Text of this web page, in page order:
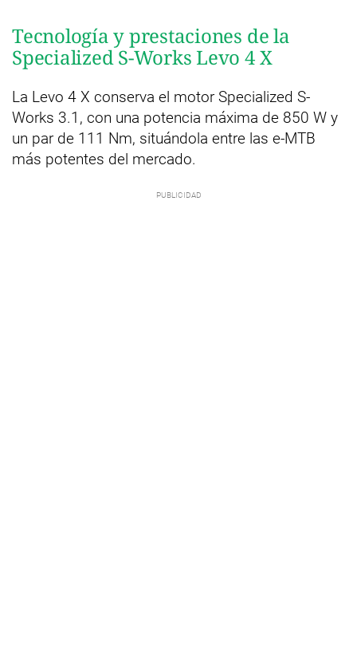
Tecnología y prestaciones de la
Specialized S-Works Levo 4 X
La Levo 4 X conserva el motor Specialized S-
Works 3.1, con una potencia máxima de 850 W y
un par de 111 Nm, situándola entre las e-MTB
más potentes del mercado.